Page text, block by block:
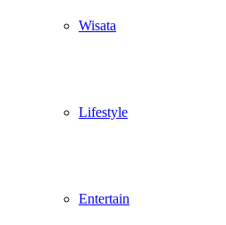
Wisata
Lifestyle
Entertain